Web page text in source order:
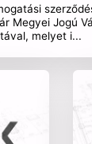
Megyei Jogú
melyet i...